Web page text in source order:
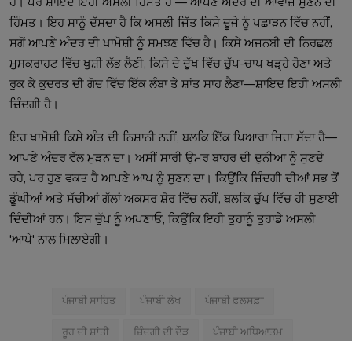
ਹਿੰਮਤ। ਇਹ ਸਾਨੂੰ ਦੱਸਦਾ ਹੈ ਕਿ ਅਸਲੀ ਜਿੱਤ ਕਿਸੇ ਦੂਜੇ ਨੂੰ ਪਛਾੜਨ ਵਿੱਚ ਨਹੀਂ,
ਸਗੋਂ ਆਪਣੇ ਅੰਦਰ ਦੀ ਖਾਮੋਸ਼ੀ ਨੂੰ ਸਮਝਣ ਵਿੱਚ ਹੈ। ਕਿਸੇ ਅਜਨਬੀ ਦੀ ਨਿਰਛਲ
ਮੁਸਕਰਾਹਟ ਵਿੱਚ ਖੁਸ਼ੀ ਲੱਭ ਲੈਣੀ, ਕਿਸੇ ਦੇ ਦੁੱਖ ਵਿੱਚ ਚੁੱਪ-ਚਾਪ ਖੜ੍ਹੇ ਹੋਣਾ ਅਤੇ
ਰੁਕ ਕੇ ਕੁਦਰਤ ਦੀ ਗੋਦ ਵਿੱਚ ਇੱਕ ਲੰਬਾ ਤੇ ਸ਼ਾਂਤ ਸਾਹ ਲੈਣਾ—ਸ਼ਾਇਦ ਇਹੀ ਅਸਲੀ
ਜ਼ਿੰਦਗੀ ਹੈ।
ਇਹ ਖਾਮੋਸ਼ੀ ਕਿਸੇ ਅੰਤ ਦੀ ਨਿਸ਼ਾਨੀ ਨਹੀਂ, ਬਲਕਿ ਇੱਕ ਪਿਆਰਾ ਜਿਹਾ ਸੱਦਾ ਹੈ—
ਆਪਣੇ ਅੰਦਰ ਵੱਲ ਮੁੜਨ ਦਾ। ਅਸੀਂ ਸਾਰੀ ਉਮਰ ਬਾਹਰ ਦੀ ਦੁਨੀਆ ਨੂੰ ਸੁਣਦੇ
ਰਹੇ, ਪਰ ਹੁਣ ਵਕਤ ਹੈ ਆਪਣੇ ਆਪ ਨੂੰ ਸੁਣਨ ਦਾ। ਕਿਉਂਕਿ ਜ਼ਿੰਦਗੀ ਦੀਆਂ ਸਭ ਤੋਂ
ਡੂੰਘੀਆਂ ਅਤੇ ਸੱਚੀਆਂ ਗੱਲਾਂ ਅਕਸਰ ਸ਼ੋਰ ਵਿੱਚ ਨਹੀਂ, ਬਲਕਿ ਚੁੱਪ ਵਿੱਚ ਹੀ ਸੁਣਾਈ
ਦਿੰਦੀਆਂ ਹਨ। ਇਸ ਚੁੱਪ ਨੂੰ ਅਪਣਾਓ, ਕਿਉਂਕਿ ਇਹੀ ਤੁਹਾਨੂੰ ਤੁਹਾਡੇ ਅਸਲੀ
'ਆਪੇ' ਨਾਲ ਮਿਲਾਏਗੀ।
ਪੰਜਾਬੀ ਸਾਹਿਤ ਪੰਜਾਬੀ ਲੇਖ ਪੰਜਾਬੀ ਫ਼ਲਸਫ਼ਾ
ਰੂਹ ਦੀ ਸ਼ਾਂਤੀ ਜ਼ਿੰਦਗੀ ਦੀ ਦੌੜ ਪੰਜਾਬੀ ਅਧਿਆਤਮ